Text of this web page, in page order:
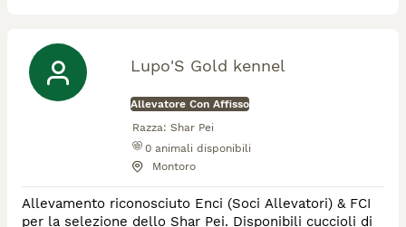
Lupo'S Gold kennel
Allevatore Con Affisso
Razza: Shar Pei
0 animali disponibili
Montoro
Allevamento riconosciuto Enci (Soci Allevatori) & FCI
per la selezione dello Shar Pei. Disponibili cuccioli di